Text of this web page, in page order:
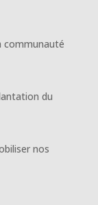
communauté
du
nos